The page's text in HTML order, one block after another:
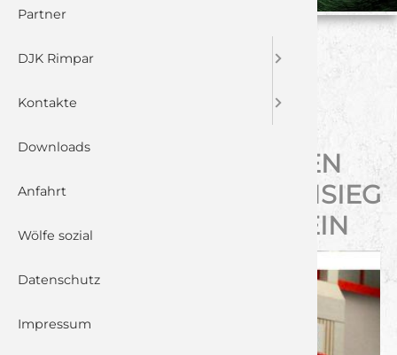
U17: AUFTAKT
GEGLÜCKT
JUNGWÖLFE U17 FAHREN
UNGEFÄHRDETEN HEIMSIEG
GEGEN HC ERLANGEN EIN
Partner
DJK Rimpar
Kontakte
Downloads
Anfahrt
Wölfe sozial
Datenschutz
Impressum